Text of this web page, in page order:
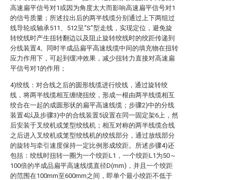
高速扁平信号对1或因为角度太大而影响高速扁平信号对1
的信号质量；所述拉出后的两半线缆分别通过上下两组过
线导轮或轴承511、512呈“S”型走线，实现定位，避免旋
转绞线时产生扭转翻边以及阻止旋转绞线时的绞距传递到
分线装置4。同时半成品扁平高速线缆中间的填充物在扭转
应力作用下，可起到缓冲效果，减少扭转力直接对高速扁
平信号对1的作用；
4)绞线：对合线之后的圆形线缆进行绞线，通过旋转绞
线，将两半线缆相互缠绕扭绞，形成一根由两半线缆相互
绞合在一起的成圆形状的扁平高速线缆；步骤2)中的分线
装置4以及步骤3)中的合线装置5设置在同一固定架6上，然
后安装于叉绞机或笼型绞线机；相互对称的两半线缆合线
之后进入叉绞机或笼型绞线机的绞线部分，通过放线部分
的旋转与牵引速度保持一定比例形成绞距。所述步骤4)还
包括：绞线时扭转一圈为一个绞距L1，一个绞距L1为50～
100倍的半成品扁平高速线缆直径D(mm)，并且一个绞距
的范围在100mm至600mm之间，即单个最小绞距不低于